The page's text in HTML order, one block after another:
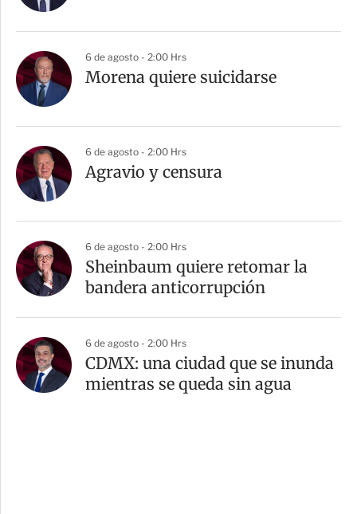
6 de agosto - 2:00 Hrs
Morena quiere suicidarse
6 de agosto - 2:00 Hrs
Agravio y censura
6 de agosto - 2:00 Hrs
Sheinbaum quiere retomar la
bandera anticorrupción
6 de agosto - 2:00 Hrs
CDMX: una ciudad que se inunda
mientras se queda sin agua